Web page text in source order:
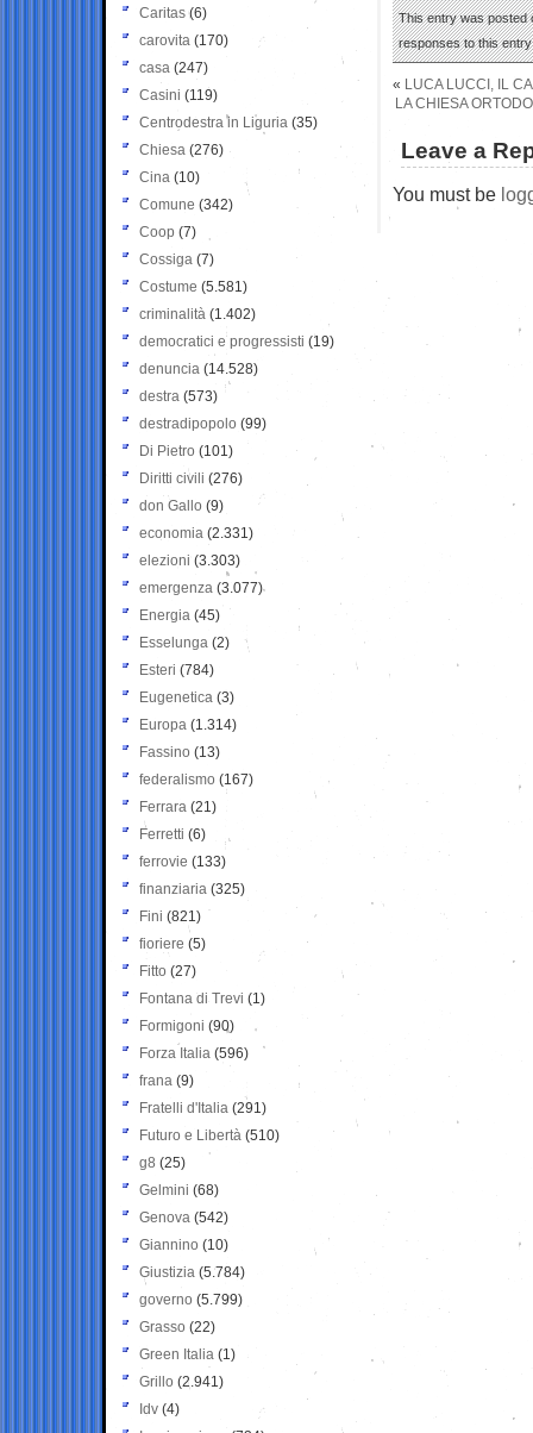
This entry was posted
responses to this
« LUCA LUCCI, IL
LA CHIESA
Leave a
You must be
Caritas (6)
carovita (170)
casa (247)
Casini (119)
Centrodestra in Liguria (35)
Chiesa (276)
Cina (10)
Comune (342)
Coop (7)
Cossiga (7)
Costume (5.581)
criminalità (1.402)
democratici e progressisti (19)
denuncia (14.528)
destra (573)
destradipopolo (99)
Di Pietro (101)
Diritti civili (276)
don Gallo (9)
economia (2.331)
elezioni (3.303)
emergenza (3.077)
Energia (45)
Esselunga (2)
Esteri (784)
Eugenetica (3)
Europa (1.314)
Fassino (13)
federalismo (167)
Ferrara (21)
Ferretti (6)
ferrovie (133)
finanziaria (325)
Fini (821)
fioriere (5)
Fitto (27)
Fontana di Trevi (1)
Formigoni (90)
Forza Italia (596)
frana (9)
Fratelli d'Italia (291)
Futuro e Libertà (510)
g8 (25)
Gelmini (68)
Genova (542)
Giannino (10)
Giustizia (5.784)
governo (5.799)
Grasso (22)
Green Italia (1)
Grillo (2.941)
Idv (4)